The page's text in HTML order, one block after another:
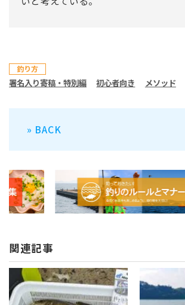
釣り方
署名入り寄稿・特別編 初心者向き メソッド
» BACK
関連記事